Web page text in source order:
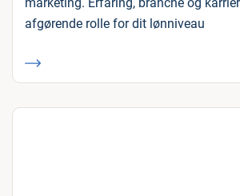
afgørende rolle for dit lønniveau